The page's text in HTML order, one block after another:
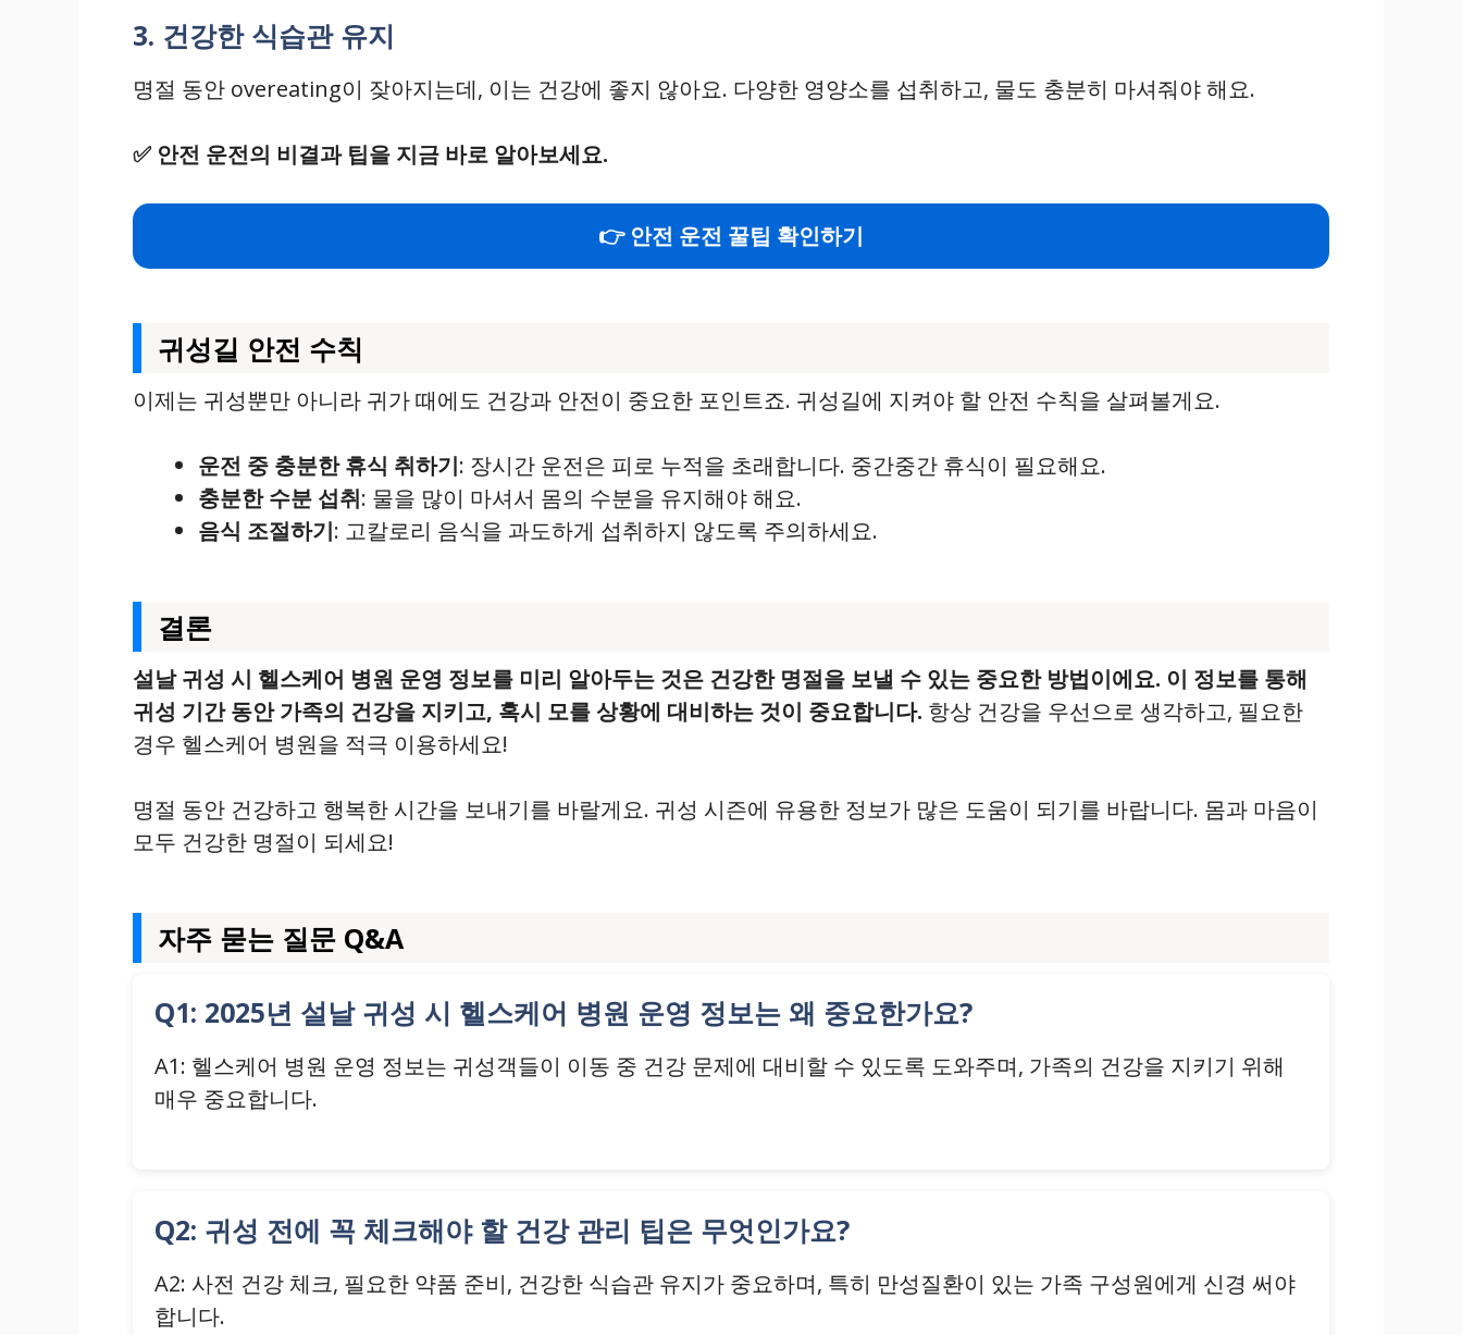
3. 건강한 식습관 유지
명절 동안 overeating이 잦아지는데, 이는 건강에 좋지 않아요. 다양한 영양소를 섭취하고, 물도 충분히 마셔줘야 해요.
✅ 안전 운전의 비결과 팁을 지금 바로 알아보세요.
👉 안전 운전 꿀팁 확인하기
귀성길 안전 수칙
이제는 귀성뿐만 아니라 귀가 때에도 건강과 안전이 중요한 포인트죠. 귀성길에 지켜야 할 안전 수칙을 살펴볼게요.
운전 중 충분한 휴식 취하기: 장시간 운전은 피로 누적을 초래합니다. 중간중간 휴식이 필요해요.
충분한 수분 섭취: 물을 많이 마셔서 몸의 수분을 유지해야 해요.
음식 조절하기: 고칼로리 음식을 과도하게 섭취하지 않도록 주의하세요.
결론
설날 귀성 시 헬스케어 병원 운영 정보를 미리 알아두는 것은 건강한 명절을 보낼 수 있는 중요한 방법이에요. 이 정보를 통해
귀성 기간 동안 가족의 건강을 지키고, 혹시 모를 상황에 대비하는 것이 중요합니다. 항상 건강을 우선으로 생각하고, 필요한
경우 헬스케어 병원을 적극 이용하세요!
명절 동안 건강하고 행복한 시간을 보내기를 바랄게요. 귀성 시즌에 유용한 정보가 많은 도움이 되기를 바랍니다. 몸과 마음이
모두 건강한 명절이 되세요!
자주 묻는 질문 Q&A
Q1: 2025년 설날 귀성 시 헬스케어 병원 운영 정보는 왜 중요한가요?
A1: 헬스케어 병원 운영 정보는 귀성객들이 이동 중 건강 문제에 대비할 수 있도록 도와주며, 가족의 건강을 지키기 위해
매우 중요합니다.
Q2: 귀성 전에 꼭 체크해야 할 건강 관리 팁은 무엇인가요?
A2: 사전 건강 체크, 필요한 약품 준비, 건강한 식습관 유지가 중요하며, 특히 만성질환이 있는 가족 구성원에게 신경 써야
합니다.